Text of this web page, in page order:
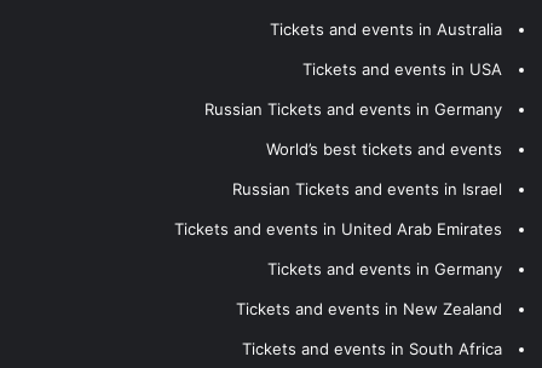
Tickets and events in Australia
Tickets and events in USA
Russian Tickets and events in Germany
World’s best tickets and events
Russian Tickets and events in Israel
Tickets and events in United Arab Emirates
Tickets and events in Germany
Tickets and events in New Zealand
Tickets and events in South Africa